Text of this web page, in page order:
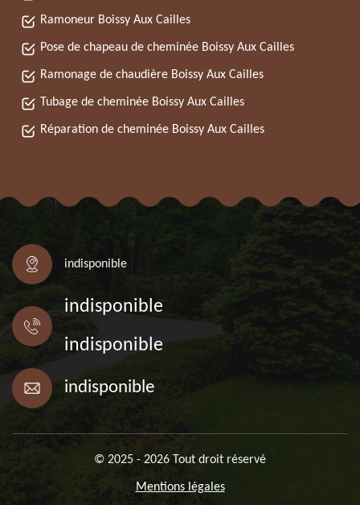
Ramoneur Boissy Aux Cailles
Pose de chapeau de cheminée Boissy Aux Cailles
Ramonage de chaudière Boissy Aux Cailles
Tubage de cheminée Boissy Aux Cailles
Réparation de cheminée Boissy Aux Cailles
indisponible
indisponible
indisponible
indisponible
© 2025 - 2026 Tout droit réservé
Mentions légales